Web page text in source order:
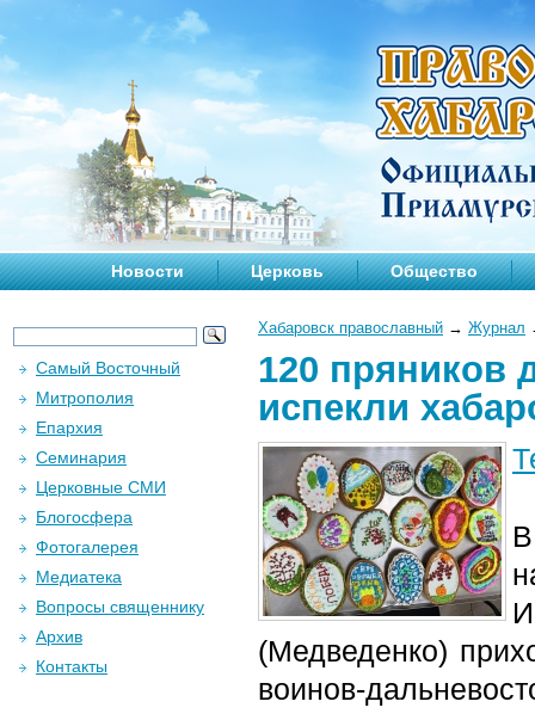
Новости Церковь Общество
Хабаровск православный → Журнал
120 пряников
испекли
(Медведенко)
воинов-
Самый Восточный
Митрополия
Епархия
Семинария
Церковные СМИ
Блогосфера
Фотогалерея
Медиатека
Вопросы священнику
Архив
Контакты